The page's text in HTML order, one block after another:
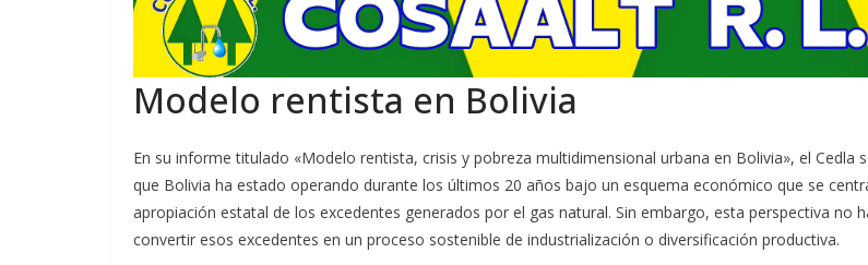
Modelo rentista en Bolivia
En su informe titulado «Modelo rentista, crisis y pobreza multidimensional urbana en Bolivia», el Cedla
que Bolivia ha estado operando durante los últimos 20 años bajo un esquema económico que se
apropiación estatal de los excedentes generados por el gas natural. Sin embargo, esta perspectiva no
convertir esos excedentes en un proceso sostenible de industrialización o diversificación productiva.